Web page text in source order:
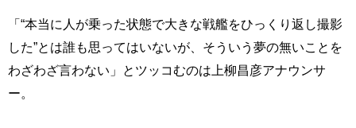
「“本当に人が乗った状態で大きな戦艦をひっくり返し撮影
した”とは誰も思ってはいないが、そういう夢の無いことを
わざわざ言わない」とツッコむのは上柳昌彦アナウンサ
ー。